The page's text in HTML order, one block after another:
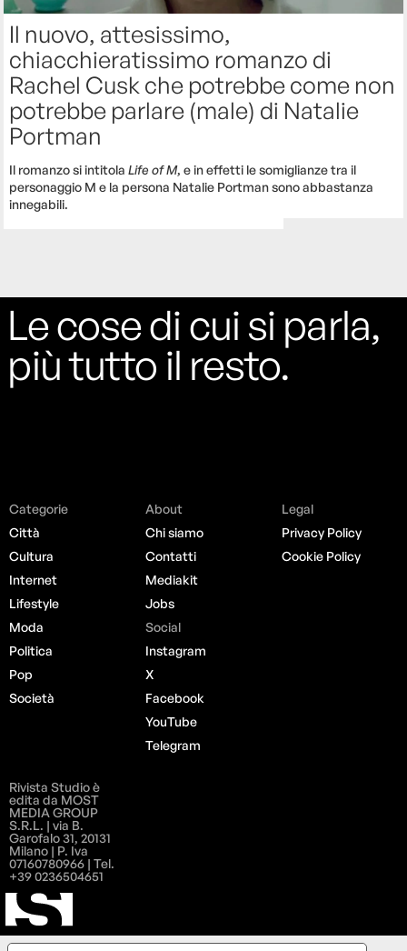
Il nuovo, attesissimo,
chiacchieratissimo romanzo di
Rachel Cusk che potrebbe come non
potrebbe parlare (male) di Natalie
Portman
Il romanzo si intitolaLife of M, e in effetti le somiglianze tra il
personaggio M e la persona Natalie Portman sono abbastanza
innegabili.
Le cose di cui si parla,
più tutto il resto.
Categorie
Città
Cultura
Internet
Lifestyle
Moda
Politica
Pop
Società
About
Chi siamo
Contatti
Mediakit
Jobs
Social
Instagram
X
Facebook
YouTube
Telegram
Legal
Privacy Policy
Cookie Policy
Rivista Studio è
edita da MOST
MEDIA GROUP
S.R.L. | via B.
Garofalo 31, 20131
Milano | P. Iva
07160780966 | Tel.
+39 0236504651